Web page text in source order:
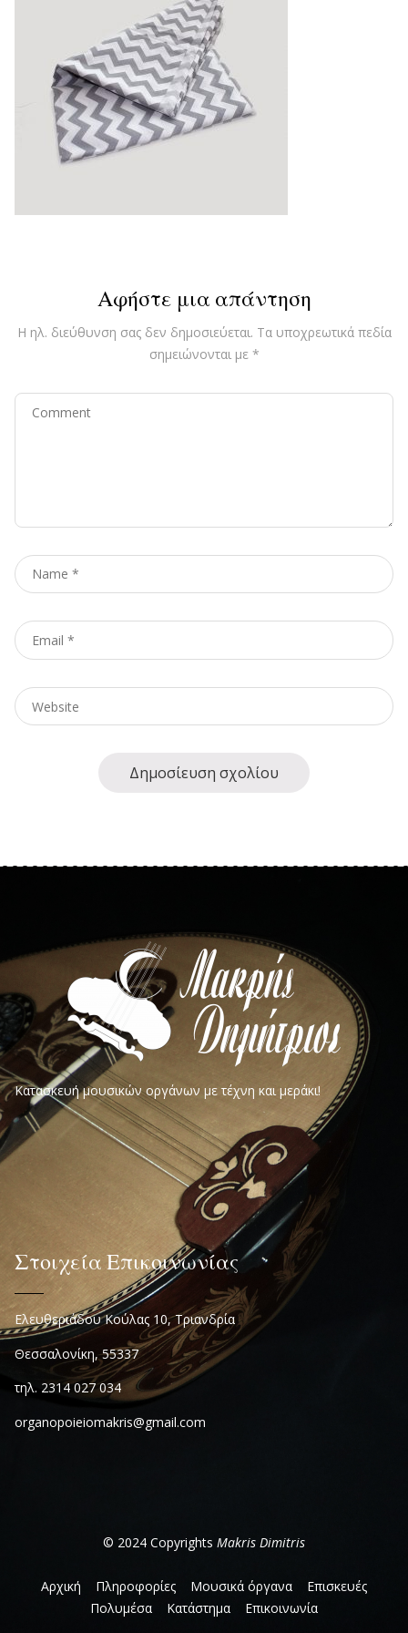
Αφήστε μια απάντηση
Η ηλ. διεύθυνση σας δεν δημοσιεύεται. Τα υποχρεωτικά πεδία
σημειώνονται με *
Comment
Name
Email
Website
Κατασκευή μουσικών οργάνων με τέχνη και μεράκι!
Στοιχεία Επικοινωνίας
Ελευθεριάδου Κούλας 10, Τριανδρία
Θεσσαλονίκη, 55337
τηλ. 2314 027 034
organopoieiomakris@gmail.com
© 2024 Copyrights Makris Dimitris
Αρχική Πληροφορίες Μουσικά όργανα
Επισκευές
Πολυμέσα
Κατάστημα Επικοινωνία